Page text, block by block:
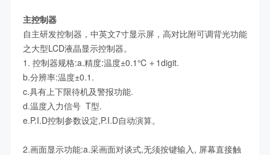
主控制器
自主研发控制器，中英文7寸显示屏，高对比附可调背光功能
之大型LCD液晶显示控制器。
1. 控制器规格:a.精度:温度±0.1℃＋1digit.
b.分辨率:温度±0.1.
c.具有上下限待机及警报功能.
d.温度入力信号 T型.
e.P.I.D控制参数设定,P.I.D自动演算。
2.画面显示功能:a.采画面对谈式,无须按键输入, 屏幕直接触